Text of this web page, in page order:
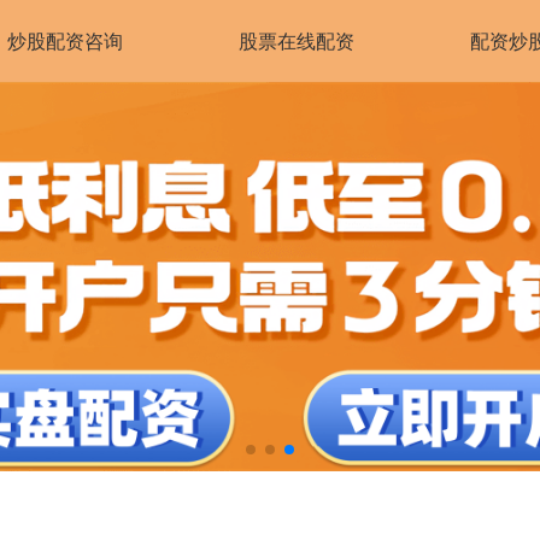
炒股配资咨询 股票在线配资 配资炒